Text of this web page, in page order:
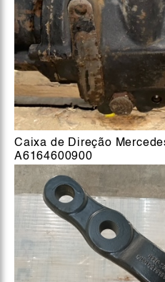
Caixa de Direção
A6164600900